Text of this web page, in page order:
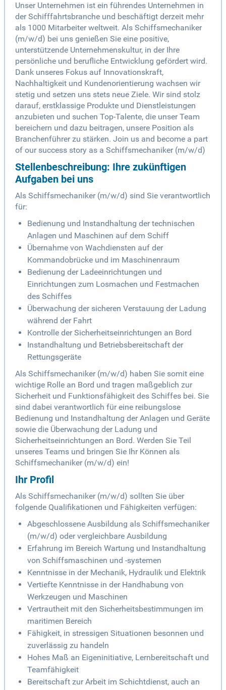
Unser Unternehmen ist ein führendes Unternehmen in
der Schifffahrtsbranche und beschäftigt derzeit mehr
als 1000 Mitarbeiter weltweit. Als Schiffsmechaniker
(m/w/d) bei uns genießen Sie eine positive,
unterstützende Unternehmenskultur, in der Ihre
persönliche und berufliche Entwicklung gefördert wird.
Dank unseres Fokus auf Innovationskraft,
Nachhaltigkeit und Kundenorientierung wachsen wir
stetig und setzen uns stets neue Ziele. Wir sind stolz
darauf, erstklassige Produkte und Dienstleistungen
anzubieten und suchen Top-Talente, die unser Team
bereichern und dazu beitragen, unsere Position als
Branchenführer zu stärken. Join us and become a part
of our success story as a Schiffsmechaniker (m/w/d)
Stellenbeschreibung: Ihre zukünftigen
Aufgaben bei uns
Als Schiffsmechaniker (m/w/d) sind Sie verantwortlich
für:
Bedienung und Instandhaltung der technischen
Anlagen und Maschinen auf dem Schiff
Übernahme von Wachdiensten auf der
Kommandobrücke und im Maschinenraum
Bedienung der Ladeeinrichtungen und
Einrichtungen zum Losmachen und Festmachen
des Schiffes
Überwachung der sicheren Verstauung der Ladung
während der Fahrt
Kontrolle der Sicherheitseinrichtungen an Bord
Instandhaltung und Betriebsbereitschaft der
Rettungsgeräte
Als Schiffsmechaniker (m/w/d) haben Sie somit eine
wichtige Rolle an Bord und tragen maßgeblich zur
Sicherheit und Funktionsfähigkeit des Schiffes bei. Sie
sind dabei verantwortlich für eine reibungslose
Bedienung und Instandhaltung der Anlagen und Geräte
sowie die Überwachung der Ladung und
Sicherheitseinrichtungen an Bord. Werden Sie Teil
unseres Teams und bringen Sie Ihr Können als
Schiffsmechaniker (m/w/d) ein!
Ihr Profil
Als Schiffsmechaniker (m/w/d) sollten Sie über
folgende Qualifikationen und Fähigkeiten verfügen:
Abgeschlossene Ausbildung als Schiffsmechaniker
(m/w/d) oder vergleichbare Ausbildung
Erfahrung im Bereich Wartung und Instandhaltung
von Schiffsmaschinen und -systemen
Kenntnisse in der Mechanik, Hydraulik und Elektrik
Vertiefte Kenntnisse in der Handhabung von
Werkzeugen und Maschinen
Vertrautheit mit den Sicherheitsbestimmungen im
maritimen Bereich
Fähigkeit, in stressigen Situationen besonnen und
zuverlässig zu handeln
Hohes Maß an Eigeninitiative, Lernbereitschaft und
Teamfähigkeit
Bereitschaft zur Arbeit im Schichtdienst, auch an